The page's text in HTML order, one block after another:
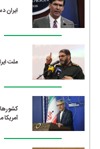
ایران
ملت
آمریکا